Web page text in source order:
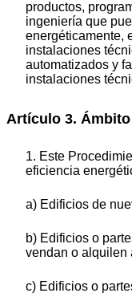
productos,
ingeniería que
energéticamente,
instalaciones
automatizados y
instalaciones
Artículo 3.
1. Este
eficiencia
a) Edificios de
b) Edificios o
vendan o alquilen
c) Edificios o